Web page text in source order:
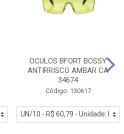
OCULOS BFORT BOSSY
ANTIRRISCO AMBAR CA
34674
Código: 130617